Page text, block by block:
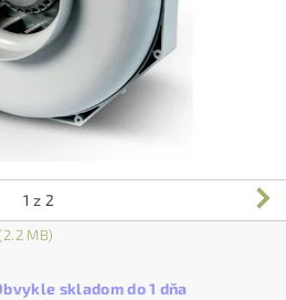
1 z 2
MB)
skladom do 1 dňa